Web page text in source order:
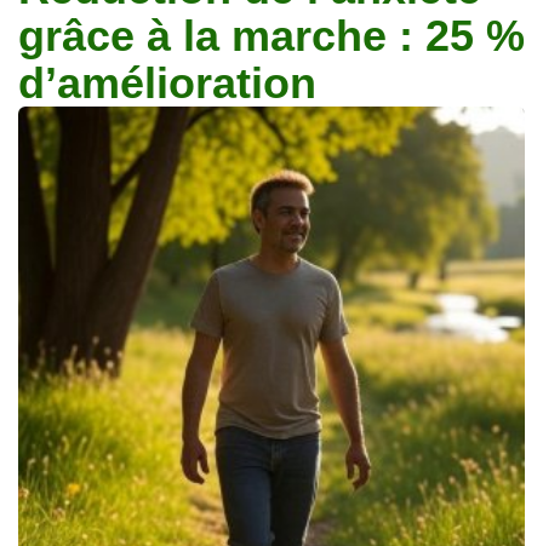
Psychologie
Recherches
Traitements
grâce à la marche : 25 %
d’amélioration